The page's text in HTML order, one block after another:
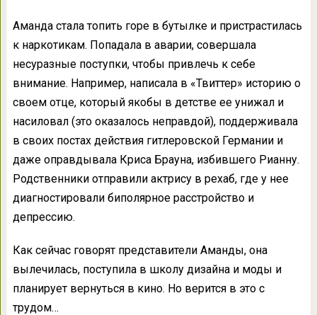
Аманда стала топить горе в бутылке и пристрастилась
к наркотикам. Попадала в аварии, совершала
несуразные поступки, чтобы привлечь к себе
внимание. Например, написала в «Твиттер» историю о
своем отце, который якобы в детстве ее унижал и
насиловал (это оказалось неправдой), поддерживала
в своих постах действия гитлеровской Германии и
даже оправдывала Криса Брауна, избившего Рианну.
Родственники отправили актрису в рехаб, где у нее
диагностировали биполярное расстройство и
депрессию.
Как сейчас говорят представители Аманды, она
вылечилась, поступила в школу дизайна и моды и
планирует вернуться в кино. Но верится в это с
трудом…